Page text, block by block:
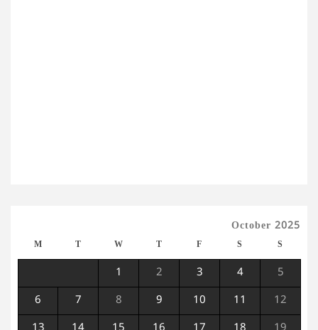
October 2025
M T W T F S S
1 2 3 4 5
6 7 8 9 10 11 12